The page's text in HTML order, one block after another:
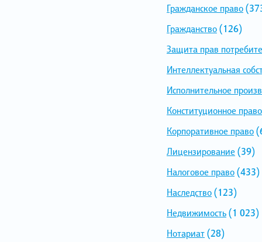
Гражданское право
Гражданство(126)
Защита прав
Интеллектуальная
Исполнительное
Конституционное право
Корпоративное право
Лицензирование (39)
Налоговое право(433)
Наследство(123)
Недвижимость(1 023)
Нотариат(28)